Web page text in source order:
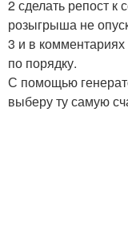
2 сделать репост к
розыгрыша не
3 и в комментариях
по порядку.
С помощью
выберу ту самую